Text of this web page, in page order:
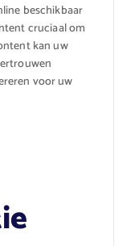
beschikbaar
cruciaal om
kan uw
voor uw